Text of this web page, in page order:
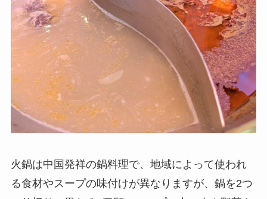
火鍋は中国発祥の鍋料理で、地域によって使われ
る食材やスープの味付けが異なりますが、鍋を2つ